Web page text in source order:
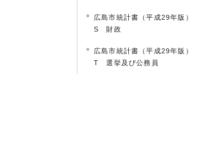
広島市統計書（平成29年版）
S 財政
広島市統計書（平成29年版）
T 選挙及び公務員